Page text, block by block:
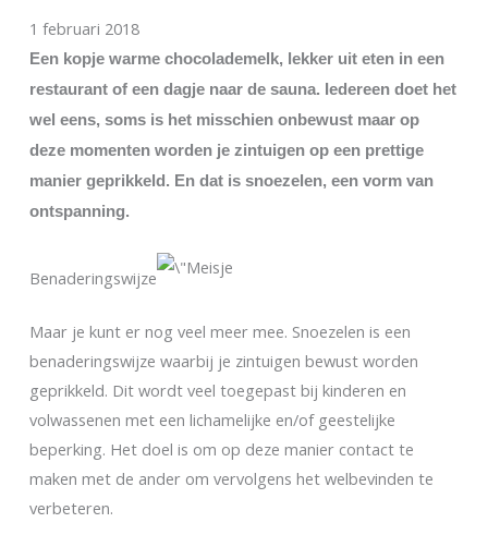
1 februari 2018
Een kopje warme chocolademelk, lekker uit eten in een
restaurant of een dagje naar de sauna. Iedereen doet het
wel eens, soms is het misschien onbewust maar op
deze momenten worden je zintuigen op een prettige
manier geprikkeld. En dat is snoezelen, een vorm van
ontspanning.
Benaderingswijze
Maar je kunt er nog veel meer mee. Snoezelen is een
benaderingswijze waarbij je zintuigen bewust worden
geprikkeld. Dit wordt veel toegepast bij kinderen en
volwassenen met een lichamelijke en/of geestelijke
beperking. Het doel is om op deze manier contact te
maken met de ander om vervolgens het welbevinden te
verbeteren.